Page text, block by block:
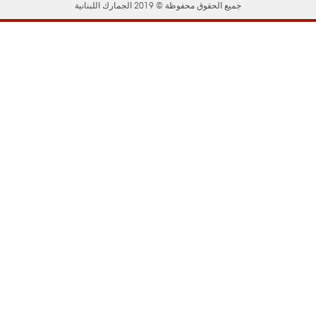
جميع الحقوق محفوظة © 2019 الجمارك اللبنانية